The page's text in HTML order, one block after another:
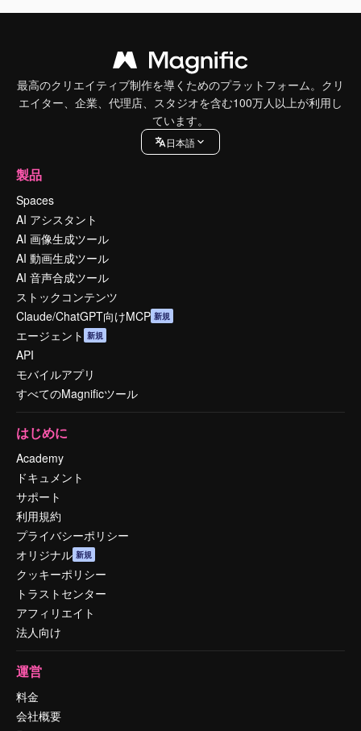
最高のクリエイティブ制作を導くためのプラットフォーム。クリ
エイター、企業、代理店、スタジオを含む100万人以上が利用し
ています。
日本語
製品
Spaces
AI アシスタント
AI 画像生成ツール
AI 動画生成ツール
AI 音声合成ツール
ストックコンテンツ
Claude/ChatGPT向けMCP 新規
エージェント 新規
API
モバイルアプリ
すべてのMagnificツール
はじめに
Academy
ドキュメント
サポート
利用規約
プライバシーポリシー
オリジナル 新規
クッキーポリシー
トラストセンター
アフィリエイト
法人向け
運営
料金
会社概要